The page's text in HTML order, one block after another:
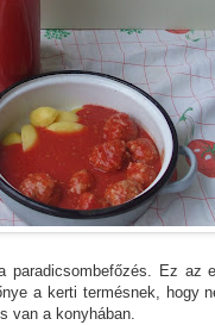
paradicsombefőzés. Ez az
a kerti termésnek, hogy
van a konyhában.